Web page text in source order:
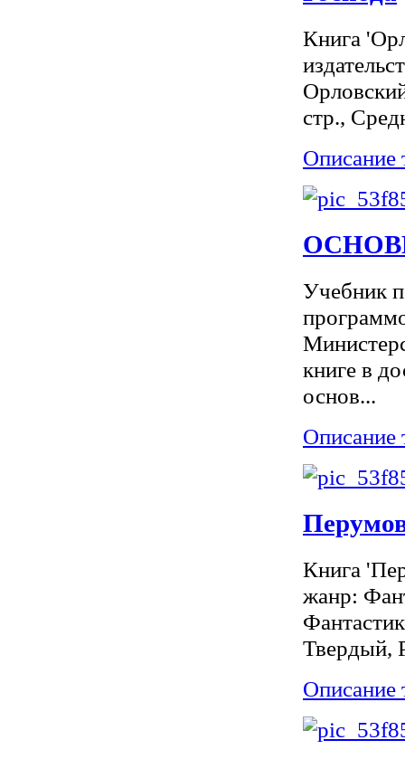
Книга
стр.,
Описание
Учебник
книге в
основ...
Описание
Книга
жанр:
Твердый,
Описание